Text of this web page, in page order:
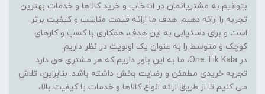
بتوانیم به مشتریانمان در انتخاب و خرید کالاها و خدمات بهترین
تجربه را ارائه دهیم. هدف ما ارائه قیمت مناسب و کیفیت برتر
است و برای دستیابی به این هدف، همکاری با کسب و کارهای
کوچک و متوسط را به عنوان یک اولویت در نظر داریم.
در One Tik Kala، ما به این باور داریم که هر مشتری حق دارد
تجربه خریدی مطمئن و رضایت بخش داشته باشد. بنابراین، تلاش
می کنیم تا از طریق ارائه انواع کالاها و خدمات با کیفیت بالا،